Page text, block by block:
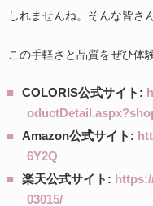
しれませんね。そんな皆さ
この手軽さと品質をぜひ体
COLORIS公式サイト:
Amazon公式サイト:
6Y2Q
楽天公式サイト:
03015/